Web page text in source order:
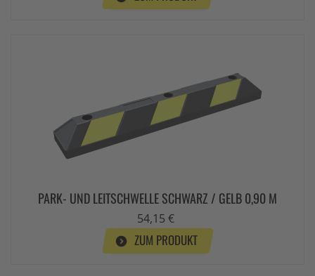
PARK- UND LEITSCHWELLE SCHWARZ / GELB 0,90 M
54,15 €
ZUM PRODUKT